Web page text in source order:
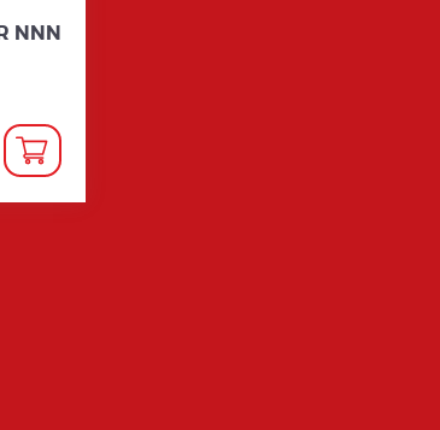
NNN